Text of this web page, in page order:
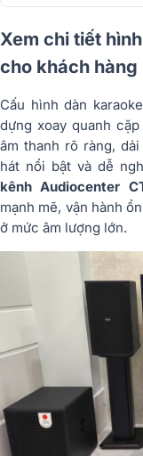
Xem chi tiết
cho khách hàng
Cấu hình dàn
dựng xoay quanh cặp
âm thanh rõ ràng,
hát nổi bật và dễ
kênh Audiocenter
mạnh mẽ, vận hành
ở mức âm lượng lớn.